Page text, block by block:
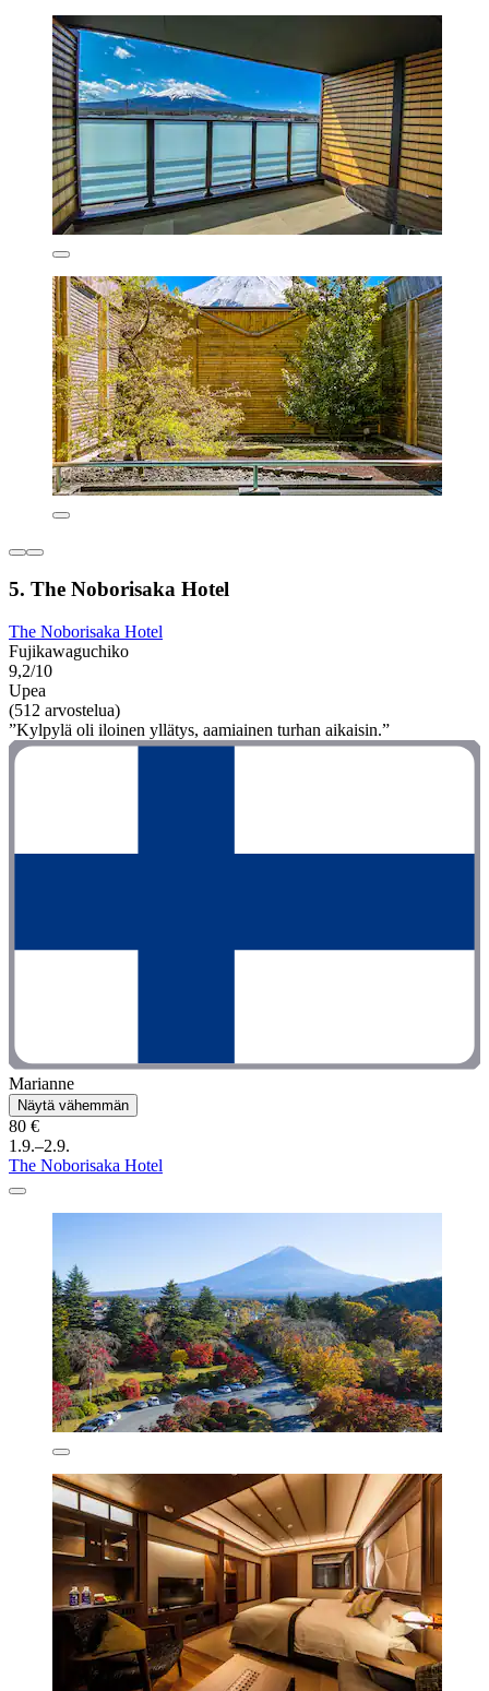
5. The Noborisaka Hotel
The Noborisaka Hotel
Fujikawaguchiko
9,2/10
Upea
(512 arvostelua)
”Kylpylä oli iloinen yllätys, aamiainen turhan aikaisin.”
Marianne
Näytä vähemmän
80 €
1.9.–2.9.
The Noborisaka Hotel